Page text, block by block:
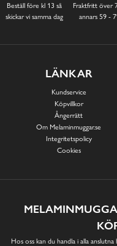
Beställ före kl 13 så
skickar vi samma dag
Fraktfritt över
annars 59 -
LÄNKAR
Kundservice
Köpvillkor
Ångerrätt
Om Melaminmuggar.se
Integritetspolicy
Cookies
Hos oss kan du handla i alla